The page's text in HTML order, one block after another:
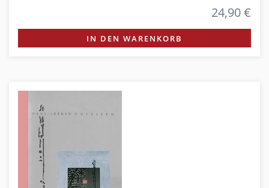
24,90 €
IN DEN WARENKORB